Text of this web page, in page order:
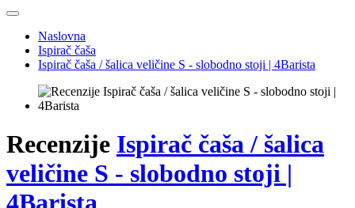
Naslovna
Ispirač čaša
Ispirač čaša / šalica veličine S - slobodno stoji | 4Barista
Recenzije Ispirač čaša / šalica
veličine S - slobodno stoji |